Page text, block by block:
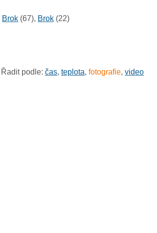
Brok (67), Brok (22)
Řadit podle: čas, teplota, fotografie, video